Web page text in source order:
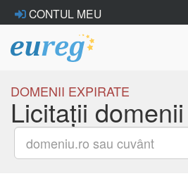
CONTUL MEU
DOMENII EXPIRATE
Licitații